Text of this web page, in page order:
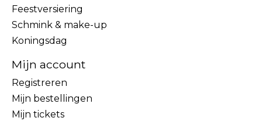
Feestversiering
Schmink & make-up
Koningsdag
Mijn account
Registreren
Mijn bestellingen
Mijn tickets